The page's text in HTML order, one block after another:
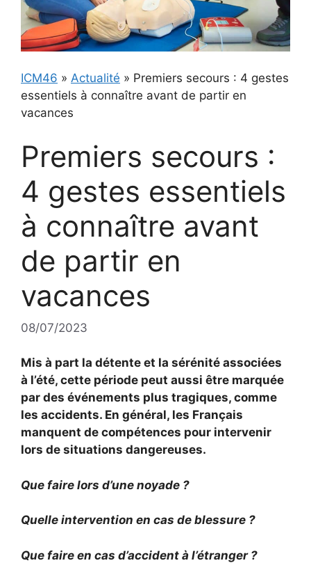
ICM46 » Actualité » Premiers secours : 4 gestes
essentiels à connaître avant de partir en
vacances
Premiers secours :
4 gestes essentiels
à connaître avant
de partir en
vacances
08/07/2023
Mis à part la détente et la sérénité associées
à l’été, cette période peut aussi être marquée
par des événements plus tragiques, comme
les accidents. En général, les Français
manquent de compétences pour intervenir
lors de situations dangereuses.
Que faire lors d’une noyade ?
Quelle intervention en cas de blessure ?
Que faire en cas d’accident à l’étranger ?